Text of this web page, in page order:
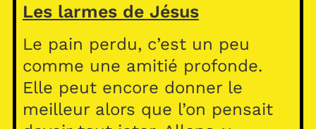
Les larmes de Jésus
Le pain perdu, c’est un peu
comme une amitié profonde.
Elle peut encore donner le
meilleur alors que l’on pensait